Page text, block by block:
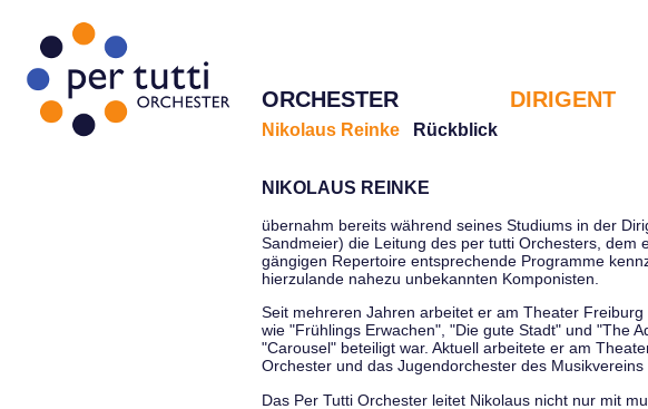
ORCHESTER DIRIGENT
Nikolaus Reinke Rückblick
NIKOLAUS REINKE
übernahm bereits während seines Studiums in der
Sandmeier) die Leitung des per tutti Orchesters, dem
gängigen Repertoire entsprechende Programme
hierzulande nahezu unbekannten Komponisten.
Seit mehreren Jahren arbeitet er am Theater
wie "Frühlings Erwachen", "Die gute Stadt" und "The
"Carousel" beteiligt war. Aktuell arbeitete er am
Orchester und das Jugendorchester des
Das Per Tutti Orchester leitet Nikolaus nicht nur mit